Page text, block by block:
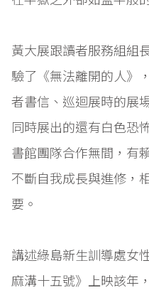
黃大展跟讀者服務組組
驗了《無法離開的人》
者書信、巡迴展時的展
同時展出的還有白色恐
書館團隊合作無間，有
不斷自我成長與進修，
要。
講述綠島新生訓導處女
麻溝十五號》上映該年